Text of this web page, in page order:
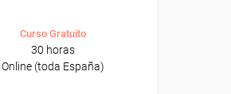
Curso Gratuito
30 horas
Online (toda España)